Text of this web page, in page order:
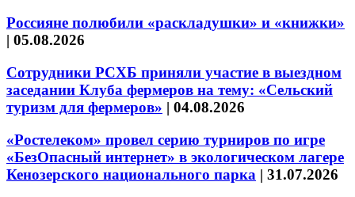
Россияне полюбили «раскладушки» и «книжки»
| 05.08.2026
Сотрудники РСХБ приняли участие в выездном
заседании Клуба фермеров на тему: «Сельский
туризм для фермеров» | 04.08.2026
«Ростелеком» провел серию турниров по игре
«БезОпасный интернет» в экологическом лагере
Кенозерского национального парка | 31.07.2026